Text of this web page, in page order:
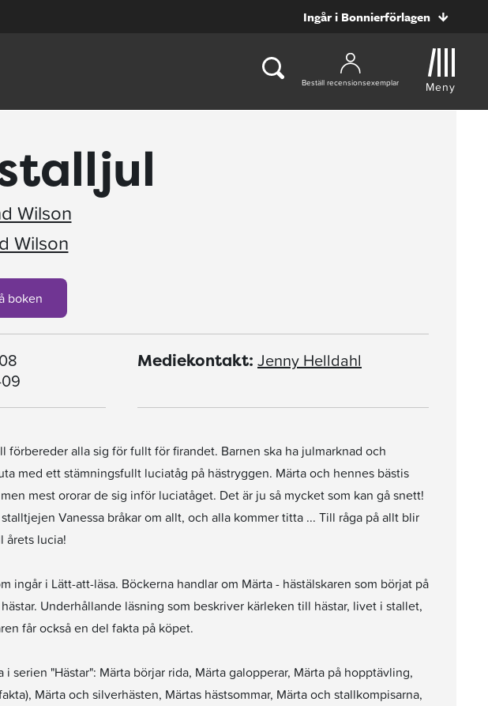
Ingår i Bonnierförlagen
Beställ recensionsexemplar Meny
Wilson
Wilson
boken
Mediekontakt: Jenny Helldahl
förbereder alla sig för fullt för firandet. Barnen ska ha julmarknad och
med ett stämningsfullt luciatåg på hästryggen. Märta och hennes bästis
mest ororar de sig inför luciatåget. Det är ju så mycket som kan gå snett!
Vanessa bråkar om allt, och alla kommer titta ... Till råga på allt blir
årets lucia!
ingår i Lätt-att-läsa. Böckerna handlar om Märta - hästälskaren som börjat på
Underhållande läsning som beskriver kärleken till hästar, livet i stallet,
får också en del fakta på köpet.
serien "Hästar": Märta börjar rida, Märta galopperar, Märta på hopptävling,
Märta och silverhästen, Märtas hästsommar, Märta och stallkompisarna,